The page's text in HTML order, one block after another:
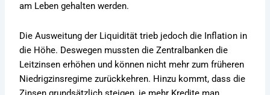
am Leben gehalten werden.
Die Ausweitung der Liquidität trieb jedoch die Inflation in
die Höhe. Deswegen mussten die Zentralbanken die
Leitzinsen erhöhen und können nicht mehr zum früheren
Niedrigzinsregime zurückkehren. Hinzu kommt, dass die